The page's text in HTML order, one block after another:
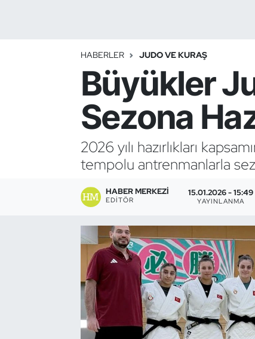
HABERLER JUDO VE KURAŞ
Büyükler
Sezona
2026 yılı hazırlıkları
tempolu antrenmanlarla
HABER MERKEZI
EDITÖR
15.01.2026 - 15:49
YAYINLANMA
Bocce Bowling Dart
Buz Hokeyi
Çim Hokeyi